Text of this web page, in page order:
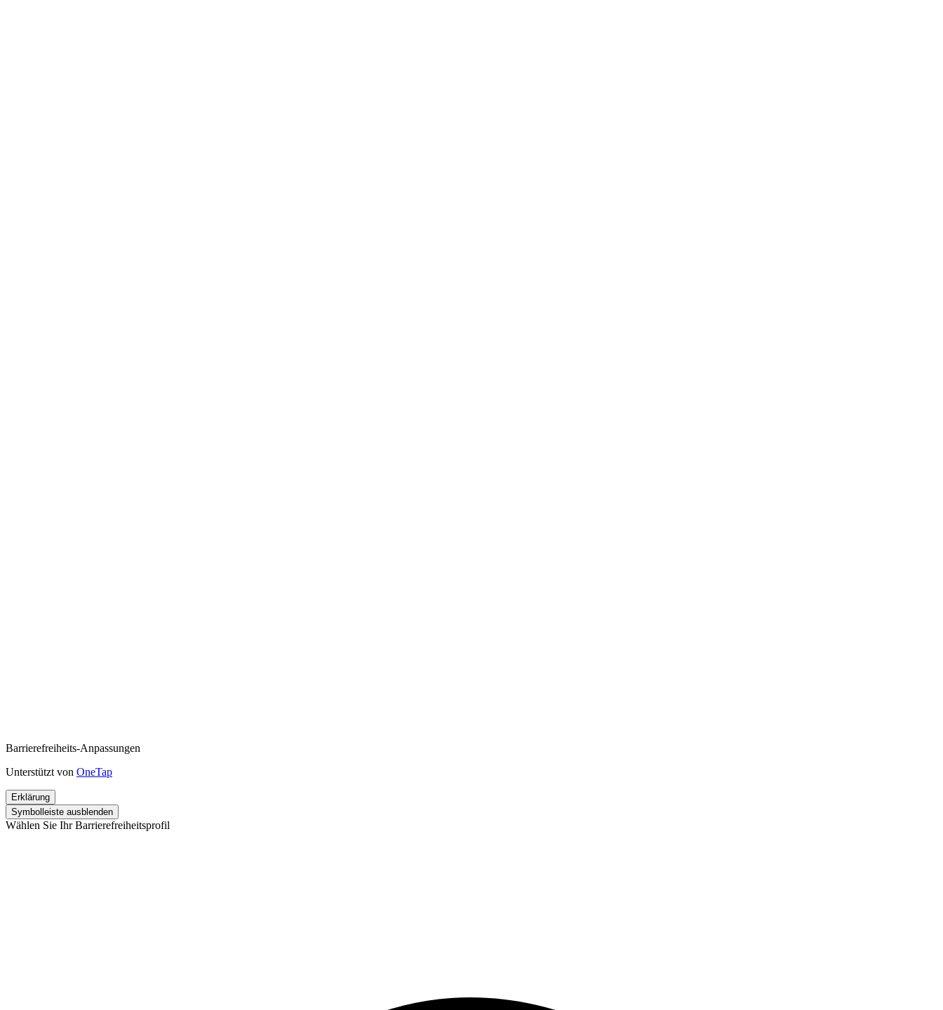
Barrierefreiheits-Anpassungen
Unterstützt von OneTap
Erklärung
Symbolleiste ausblenden
Wählen Sie Ihr Barrierefreiheitsprofil